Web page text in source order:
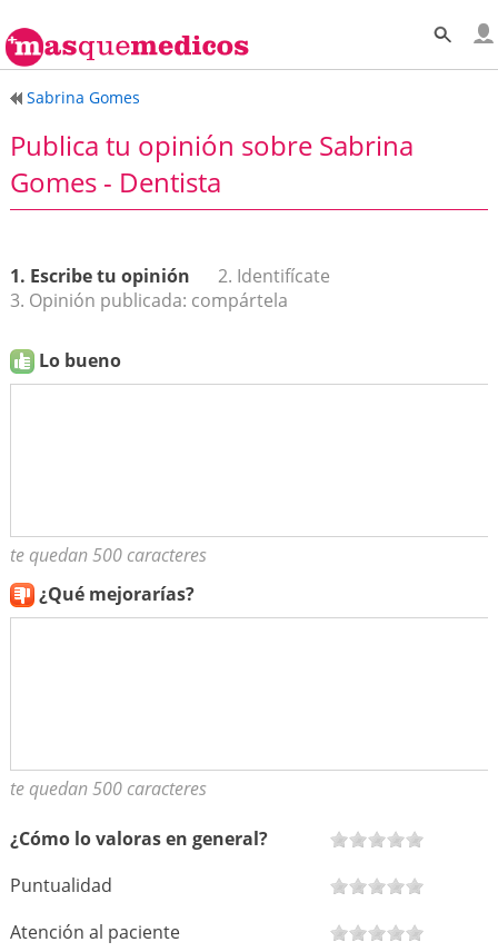
Sabrina Gomes
Publica tu opinión sobre Sabrina
Gomes - Dentista
1. Escribe tu opinión
2. Identifícate
3. Opinión publicada: compártela
Lo bueno
te quedan 500 caracteres
¿Qué mejorarías?
te quedan 500 caracteres
¿Cómo lo valoras en general?
Puntualidad
Atención al paciente